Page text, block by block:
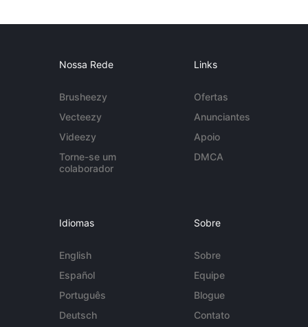
Nossa Rede
Brusheezy
Vecteezy
Videezy
Torne-se um
colaborador
Links
Ofertas
Anunciantes
Apoio
DMCA
Idiomas
English
Español
Português
Deutsch
Sobre
Sobre
Equipe
Blogue
Contato